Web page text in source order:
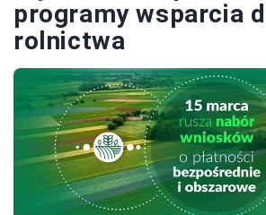
programy wsparcia
rolnictwa